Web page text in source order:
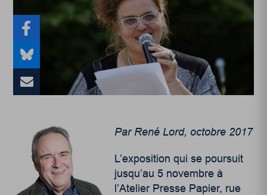
Par René Lord, octobre 2017
L’exposition qui se poursuit
jusqu’au 5 novembre à
l’Atelier Presse Papier, rue